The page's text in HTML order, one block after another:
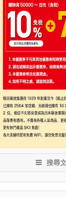
搜尋